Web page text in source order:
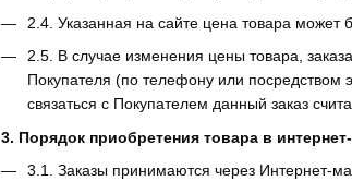
2.4. Указанная на сайте цена товара может
2.5. В случае изменения цены товара,
Покупателя (по телефону или посредством
связаться с Покупателем данный заказ
3. Порядок приобретения товара в
3.1. Заказы принимаются через Интернет-